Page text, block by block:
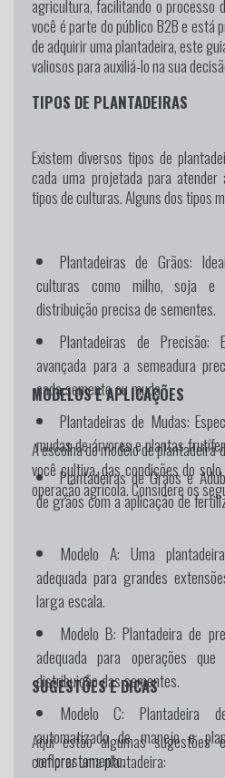
agricultura, facilitando o processo
você é parte do público B2B e está
de adquirir uma plantadeira, este
valiosos para auxiliá-lo na sua
TIPOS DE PLANTADEIRAS
Existem diversos tipos de
cada uma projetada para
tipos de culturas. Alguns dos tipos
Plantadeiras de Grãos:
culturas como milho, soja
distribuição precisa de sementes.
Plantadeiras de Precisão:
avançada para a semeadura
cada semente ou muda.
Plantadeiras de Mudas:
mudas de árvores e plantas
Plantadeiras de Grãos e
de grãos com a aplicação de
MODELOS E APLICAÇÕES
A escolha do modelo de plantadeira
você cultiva, das condições do
operação agrícola. Considere os
Modelo A: Uma
adequada para grandes
larga escala.
Modelo B: Plantadeira de
adequada para operações
distribuição das sementes.
Modelo C: Plantadeira
automatizado de manejo e
reflorestamento.
SUGESTÕES E DICAS
Aqui estão algumas sugestões
comprar uma plantadeira: